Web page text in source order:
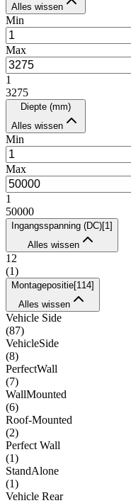
Alles wissen
Min
Max
1
3275
Diepte (mm)
Alles wissen
Min
Max
1
50000
Ingangsspanning (DC)[1 ]
Alles wissen
12
(1)
Montagepositie[114]
Alles wissen
Vehicle Side
(87)
VehicleSide
(8)
PerfectWall
(7)
WallMounted
(6)
Roof-Mounted
(2)
Perfect Wall
(1)
StandAlone
(1)
Vehicle Rear